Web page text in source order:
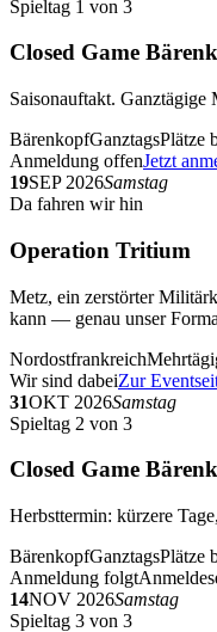
Spieltag 1 von 3
Closed Game
Saisonauftakt.
BärenkopfGanztagsPlätze
Anmeldung offenJetzt
19SEP 2026Samstag
Da fahren wir hin
Operation Tritium
Metz, ein zerstörter
kann — genau unser
Nordostfrankreich
Wir sind dabeiZur
31OKT 2026Samstag
Spieltag 2 von 3
Closed Game
Herbsttermin: kürzere
BärenkopfGanztagsPlätze
Anmeldung folgt
14NOV 2026Samstag
Spieltag 3 von 3